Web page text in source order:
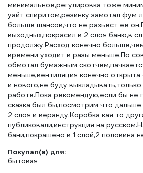
минимальное,регулировка тоже
уайт спиритом,резинку замотал фум
больше шансов,что не разьест ее
выходных,покрасил в 2 слоя баню,в
продолжу.Расход конечно
времени уходит в разы меньше.По
обмотал бумажным
меньше,вентиляция конечно
и нового,не буду
работе.Пока рекомендую,если бы не
сказка был бы,посмотрим что
2 слоя и веранду.Коробка кая то
публиковали,инструкция на
бани,покрашено в 1 слой,2 половина
Покупал(а) для:
бытовая